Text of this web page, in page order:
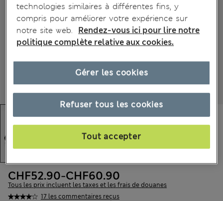
17 les commentaires reçus
CHF52.90-CHF60.90
Tous les prix incluent les taxes et les frais de douanes
technologies similaires à différentes fins, y
compris pour améliorer votre expérience sur
notre site web.
Rendez-vous ici pour lire notre
politique complète relative aux cookies.
Refuser tous les cookies
Tout accepter
Gérer les cookies